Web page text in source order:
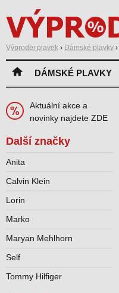
Výprodej plavek › Dámské plavky ›
DÁMSKÉ PLAVKY
Aktuální akce a
novinky najdete ZDE
Další značky
Anita
Calvin Klein
Lorin
Marko
Maryan Mehlhorn
Self
Tommy Hilfiger